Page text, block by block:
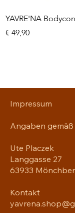
YAVRE'NA
Preis
€ 49,90
Impressum
Angaben gemäß
Ute Placzek
Langgasse 27
63933
Kontakt